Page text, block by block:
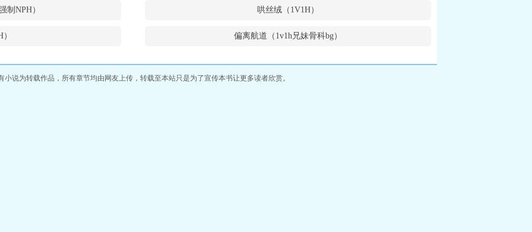
制NPH） 哄丝绒（1V1H）
偏离航道（1v1h兄妹骨科bg）
小说为转载作品，所有章节均由网友上传，转载至本站只是为了宣传本书让更多读者欣赏。